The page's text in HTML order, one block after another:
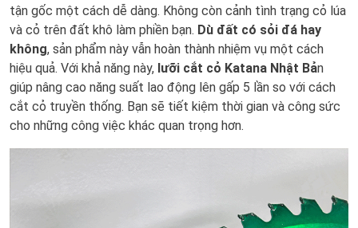
tận gốc một cách dễ dàng. Không còn cảnh tình trạng cỏ lúa
và cỏ trên đất khô làm phiền bạn. Dù đất có sỏi đá hay
không, sản phẩm này vẫn hoàn thành nhiệm vụ một cách
hiệu quả. Với khả năng này, lưỡi cắt cỏ Katana Nhật Bản
giúp nâng cao năng suất lao động lên gấp 5 lần so với cách
cắt cỏ truyền thống. Bạn sẽ tiết kiệm thời gian và công sức
cho những công việc khác quan trọng hơn.